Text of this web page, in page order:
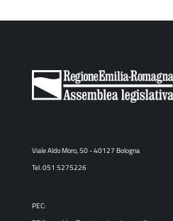
Viale Aldo Moro, 50 - 40127 Bologna
Tel. 051 5275226
PEC: